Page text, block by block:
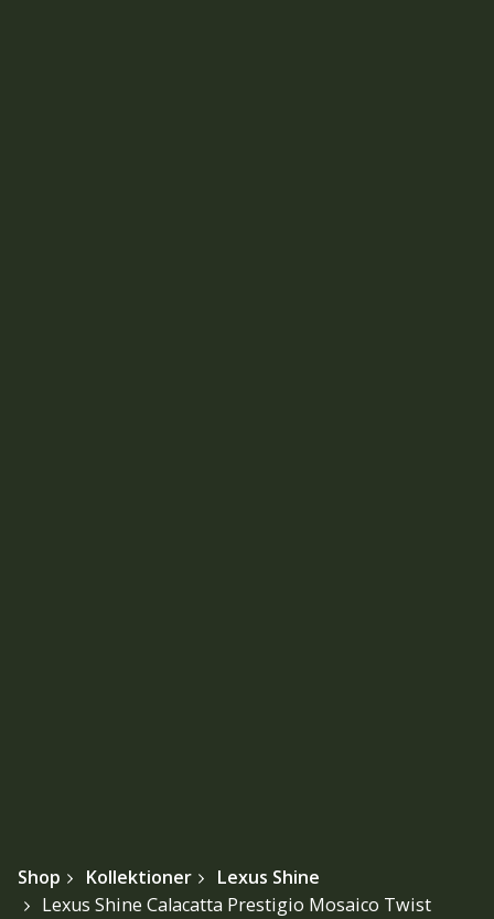
Shop Kollektioner
Lexus Shine
Lexus Shine Calacatta Prestigio Mosaico Twist